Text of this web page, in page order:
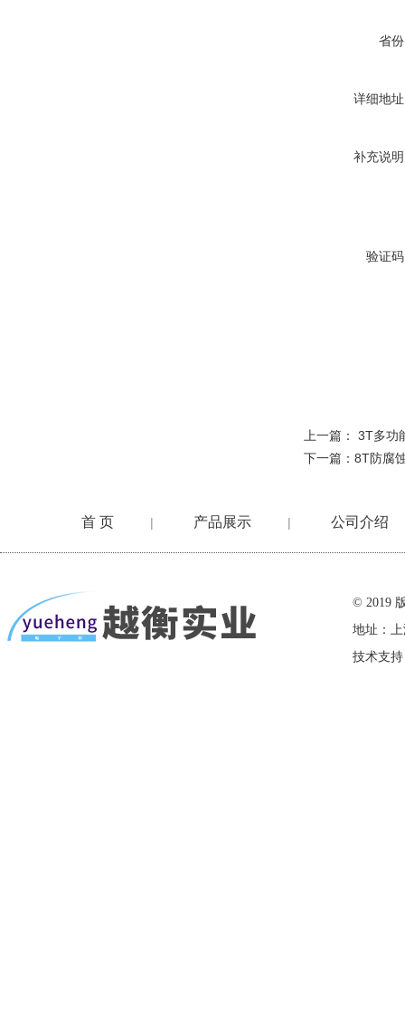
省
详细地
补充说
验证
上一篇： 3T多功
下一篇： 8T防腐
首 页 | 产品展示 | 公司介绍
© 2019
地址：
技术支